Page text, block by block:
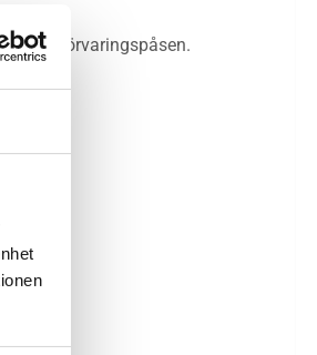
förvaringspåsen.